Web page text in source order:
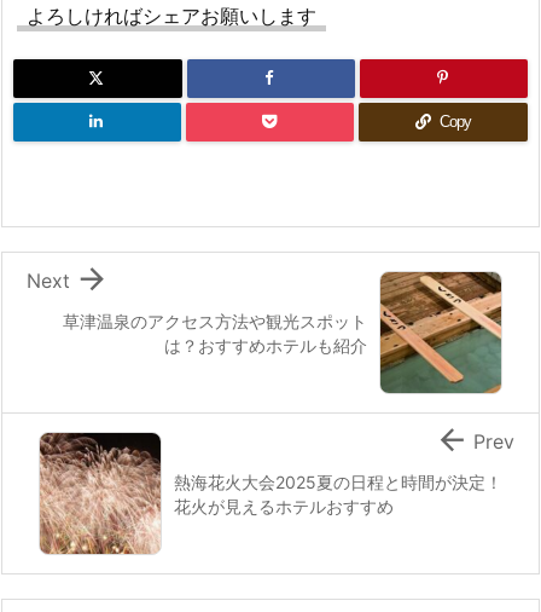
よろしければシェアお願いします
Copy
草津温泉のアクセス方法や観光スポット
は？おすすめホテルも紹介

Next
熱海花火大会2025夏の日程と時間が決定！
花火が見えるホテルおすすめ
 Prev